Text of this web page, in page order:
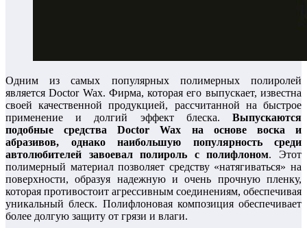
Одним из самых популярных полимерных полиролей
является Doctor Wax. Фирма, которая его выпускает, известна
своей качественной продукцией, рассчитанной на быстрое
применение и долгий эффект блеска. Выпускаются
подобные средства Doctor Wax на основе воска и
абразивов, однако наибольшую популярность среди
автолюбителей завоевал полироль с полифлоном. Этот
полимерный материал позволяет средству «натягиваться» на
поверхности, образуя надежную и очень прочную пленку,
которая противостоит агрессивным соединениям, обеспечивая
уникальный блеск. Полифлоновая композиция обеспечивает
более долгую защиту от грязи и влаги.